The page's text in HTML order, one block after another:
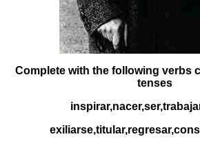
Complete with the following verbs
tenses